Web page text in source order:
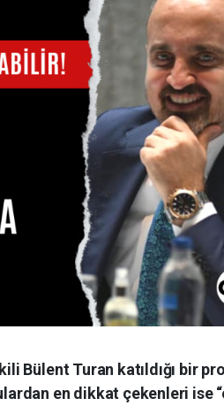
Bülent Turan katıldığı bir
en dikkat çekenleri ise